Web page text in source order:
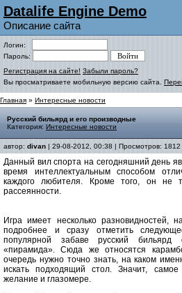
Datalife Engine Demo
Описание сайта
Логин:
Пароль:
Регистрация на сайте! Забыли пароль?
Вы просматриваете мобильную версию сайта.
Главная » Интересные новости
Русский бильярд и его производные
Категория: Интересные новости
автор: divan | 29-08-2012, 00:38 | Просмотров: 1812
Данный вил спорта на сегодняшний день
время интеллектуальным способом
каждого любителя. Кроме того, он не
рассеянности.
Игра имеет несколько разновидностей,
подробнее и сразу отметить
популярной забаве русский
«пирамида». Сюда же относятся
очередь нужно точно знать, на каком
искать подходящий стол. Значит, самое
желание и глазомере.